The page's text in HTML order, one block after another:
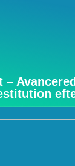
–